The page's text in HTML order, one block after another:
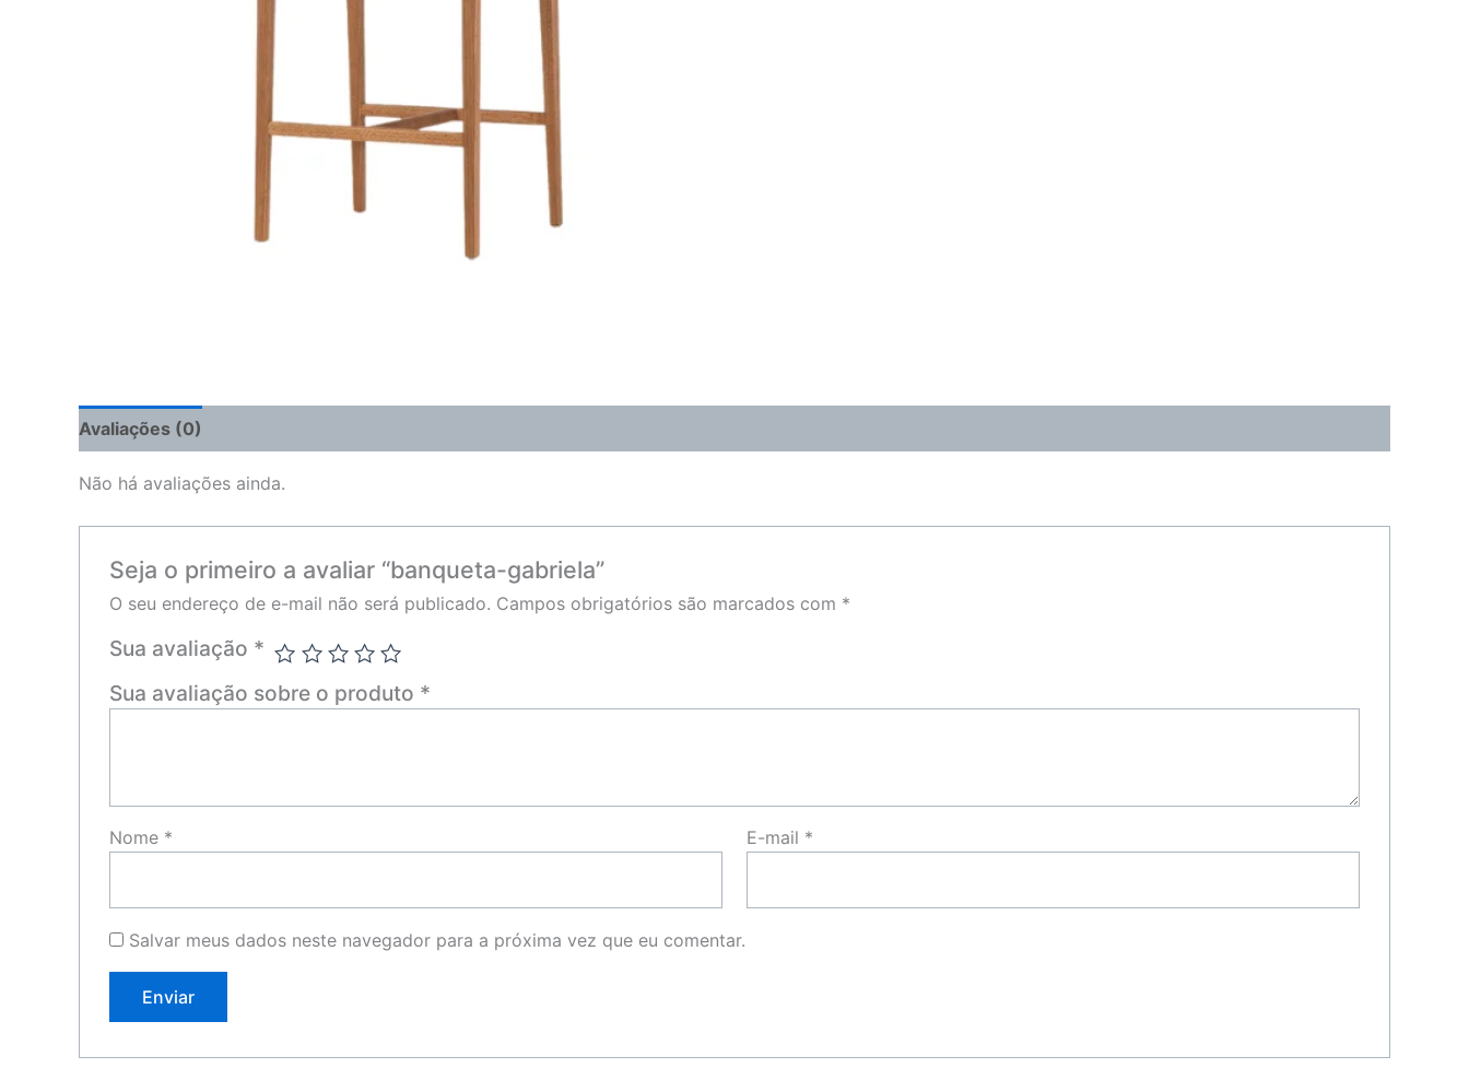
Avaliações (0)
Não há avaliações ainda.
Seja o primeiro a avaliar “banqueta-gabriela”
O seu endereço de e-mail não será publicado. Campos obrigatórios são marcados com *
Sua avaliação *
Sua avaliação sobre o produto *
Nome * E-mail *
Salvar meus dados neste navegador para a próxima vez que eu comentar.